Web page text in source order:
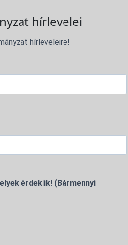
hírlevelei
hírleveleire!
érdeklik! (Bármennyi